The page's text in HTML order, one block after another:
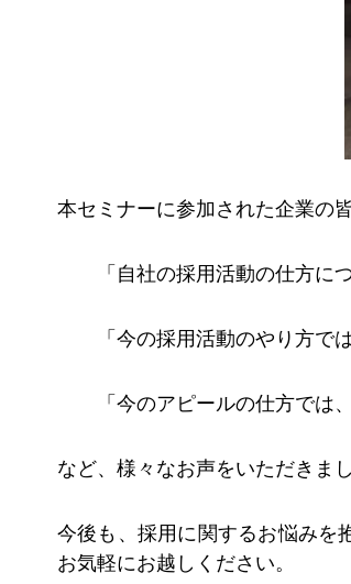
本セミナーに参加された企業の
「自社の採用活動の仕方につ
「今の採用活動のやり方では
「今のアピールの仕方では、
など、様々なお声をいただきま
今後も、採用に関するお悩みを
お気軽にお越しください。